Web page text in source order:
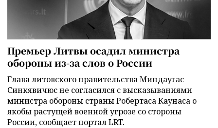
Премьер Литвы осадил министра
обороны из-за слов о России
Глава литовского правительства Миндаугас
Синкявичюс не согласился с высказываниями
министра обороны страны Робертаса Каунаса о
якобы растущей военной угрозе со стороны
России, сообщает портал LRT.